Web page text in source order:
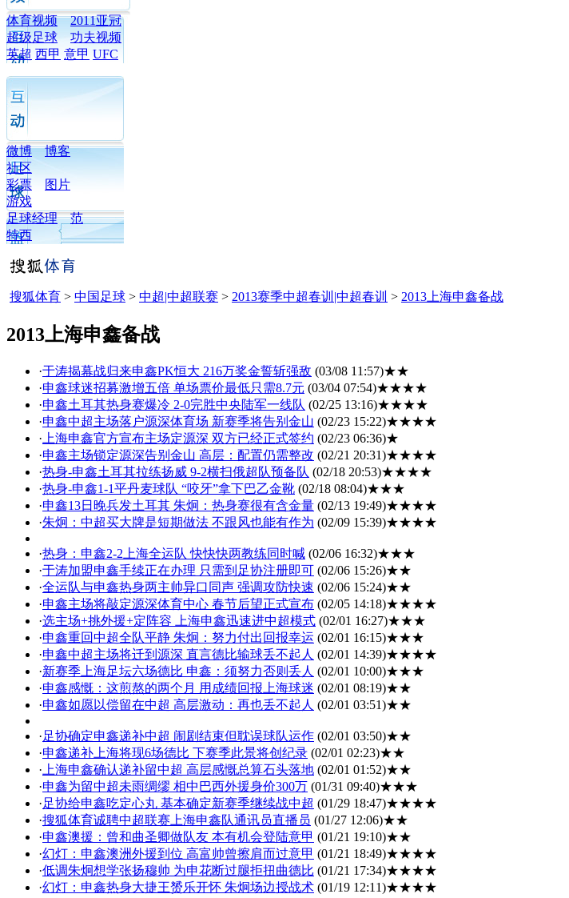
体育视频
2011亚冠
超级足球
功夫视频
英超 西甲 意甲 UFC
微博
博客
社区
彩票
图片
游戏
足球经理
范
特西
搜狐体育 > 中国足球 > 中超|中超联赛 > 2013赛季中超春训|中超春训 > 2013上海申鑫备战
2013上海申鑫备战
·于涛揭幕战归来申鑫PK恒大 216万奖金誓斩强敌 (03/08 11:57)★★
·申鑫球迷招募激增五倍 单场票价最低只需8.7元 (03/04 07:54)★★★★
·申鑫土耳其热身赛爆冷 2-0完胜中央陆军一线队 (02/25 13:16)★★★★
·申鑫中超主场落户源深体育场 新赛季将告别金山 (02/23 15:22)★★★★
· 上海申鑫官方宣布主场定源深 双方已经正式签约 (02/23 06:36)★
·申鑫主场锁定源深告别金山 高层：配置仍需整改 (02/21 20:31)★★★★
·热身-申鑫土耳其拉练扬威 9-2横扫俄超队预备队 (02/18 20:53)★★★★
·热身-申鑫1-1平丹麦球队 “咬牙”拿下巴乙金靴 (02/18 08:04)★★★
·申鑫13日晚兵发土耳其 朱炯：热身赛很有含金量 (02/13 19:49)★★★★
·朱炯：中超买大牌是短期做法 不跟风也能有作为 (02/09 15:39)★★★★
·热身：申鑫2-2上海全运队 快快快两教练同时喊 (02/06 16:32)★★★
·于涛加盟申鑫手续正在办理 只需到足协注册即可 (02/06 15:26)★★
·全运队与申鑫热身两主帅异口同声 强调攻防快速 (02/06 15:24)★★
·申鑫主场将敲定源深体育中心 春节后望正式宣布 (02/05 14:18)★★★★
·选主场+挑外援+定阵容 上海申鑫迅速进中超模式 (02/01 16:27)★★★
·申鑫重回中超全队平静 朱炯：努力付出回报幸运 (02/01 16:15)★★★
·申鑫中超主场将迁到源深 直言德比输球丢不起人 (02/01 14:39)★★★★
·新赛季上海足坛六场德比 申鑫：须努力否则丢人 (02/01 10:00)★★★
·申鑫感慨：这煎熬的两个月 用成绩回报上海球迷 (02/01 08:19)★★
·申鑫如愿以偿留在中超 高层激动：再也丢不起人 (02/01 03:51)★★
·足协确定申鑫递补中超 闹剧结束但耽误球队运作 (02/01 03:50)★★
·申鑫递补上海将现6场德比 下赛季此景将创纪录 (02/01 02:23)★★
· 上海申鑫确认递补留中超 高层感慨总算石头落地 (02/01 01:52)★★
·申鑫为留中超未雨绸缪 相中巴西外援身价300万 (01/31 09:40)★★★
·足协给申鑫吃定心丸 基本确定新赛季继续战中超 (01/29 18:47)★★★★
·搜狐体育诚聘中超联赛上海申鑫队通讯员直播员 (01/27 12:06)★★
·申鑫澳援：曾和曲圣卿做队友 本有机会登陆意甲 (01/21 19:10)★★
·幻灯：申鑫澳洲外援到位 高富帅曾擦肩而过意甲 (01/21 18:49)★★★★
·低调朱炯想学张扬穆帅 为申花断过腿拒扭曲德比 (01/21 17:34)★★★★
·幻灯：申鑫热身大捷王赟乐开怀 朱炯场边授战术 (01/19 12:11)★★★★